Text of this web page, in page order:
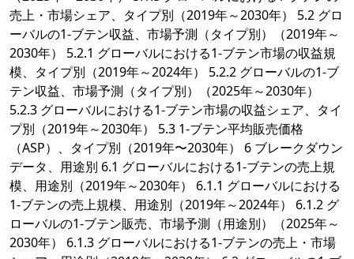
売上・市場シェア、タイプ別（2019年～2030年） 5.2 グロ
ーバルの1-ブテン収益、市場予測（タイプ別）（2019年～
2030年） 5.2.1 グローバルにおける1-ブテン市場の収益規
模、タイプ別（2019年～2024年） 5.2.2 グローバルの1-ブ
テン収益、市場予測（タイプ別）（2025年～2030年）
5.2.3 グローバルにおける1-ブテン市場の収益シェア、タイ
プ別（2019年～2030年） 5.3 1-ブテン平均販売価格
（ASP）、タイプ別（2019年〜2030年） 6 ブレークダウン
データ、用途別 6.1 グローバルにおける1-ブテンの売上規
模、用途別（2019年～2030年） 6.1.1 グローバルにおける
1-ブテンの売上規模、用途別（2019年～2024年） 6.1.2 グ
ローバルの1-ブテン販売、市場予測（用途別）（2025年～
2030年） 6.1.3 グローバルにおける1-ブテンの売上・市場